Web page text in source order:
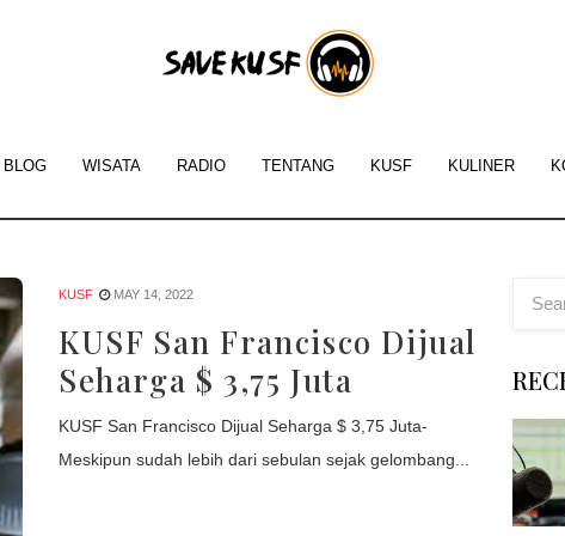
-
San
BLOG WISATA RADIO TENTANG KUSF KULINER
KUSF MAY 14, 2022
KUSF San Francisco Dijual
Seharga $ 3,75 Juta
KUSF San Francisco Dijual Seharga $ 3,75 Juta-
Meskipun sudah lebih dari sebulan sejak gelombang...